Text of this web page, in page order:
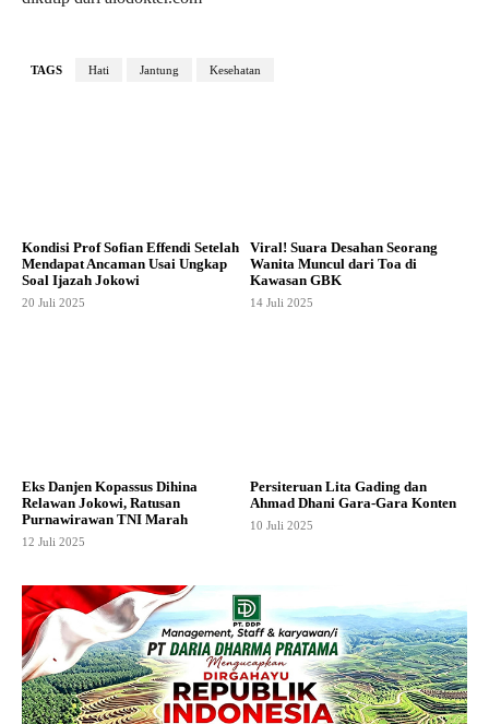
TAGS Hati Jantung Kesehatan
Kondisi Prof Sofian Effendi Setelah
Mendapat Ancaman Usai Ungkap
Soal Ijazah Jokowi
20 Juli 2025
Viral! Suara Desahan Seorang
Wanita Muncul dari Toa di
Kawasan GBK
14 Juli 2025
Eks Danjen Kopassus Dihina
Relawan Jokowi, Ratusan
Purnawirawan TNI Marah
12 Juli 2025
Persiteruan Lita Gading dan
Ahmad Dhani Gara-Gara Konten
10 Juli 2025